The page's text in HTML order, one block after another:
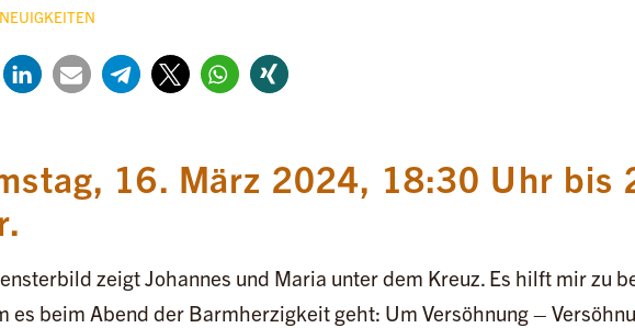
16. März 2024, 18:30 Uhr bis
zeigt Johannes und Maria unter dem Kreuz. Es hilft mir zu
es beim Abend der Barmherzigkeit geht: Um Versöhnung –